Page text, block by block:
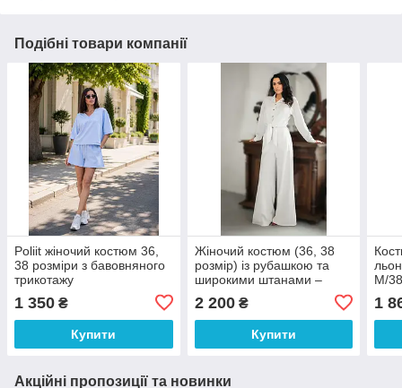
Подібні товари компанії
Poliit жіночий костюм 36,
38 розміри з бавовняного
трикотажу
1 350 ₴
Купити
Жіночий костюм (36, 38
розмір) із рубашкою та
широкими штанами –
2 200₴
Купити
М/
1
Акційні пропозиції та новинки